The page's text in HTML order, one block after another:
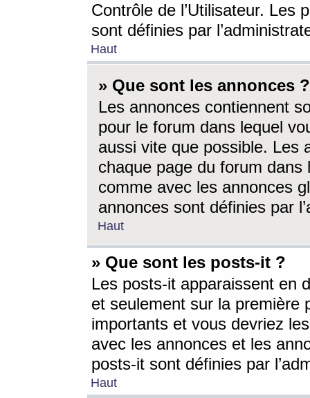
Contrôle de l’Utilisateur. Les
sont définies par
Haut
» Que sont les annonces ?
Les annonces contiennent
pour le forum dans lequel
aussi vite que possible. Les
chaque page du forum dans
comme avec les annonces
annonces sont définies par
Haut
» Que sont les posts-it ?
Les posts-it apparaissent en
et seulement sur la première
importants et vous devriez
avec les annonces et les
posts-it sont définies par
Haut